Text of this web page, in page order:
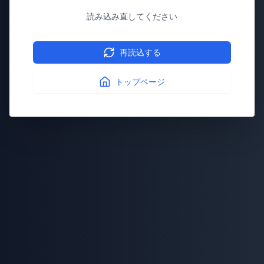
読み込み直してください
再読込する
トップページ